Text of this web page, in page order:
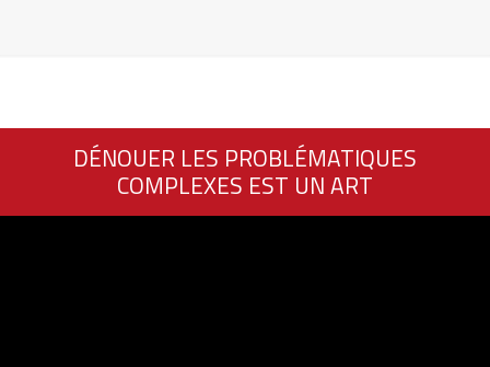
DÉNOUER LES PROBLÉMATIQUES
COMPLEXES EST UN ART